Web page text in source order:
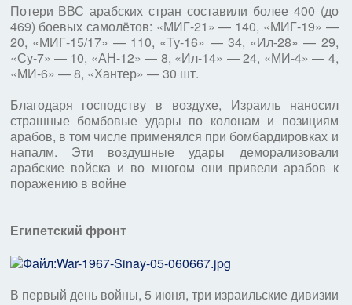
Потери ВВС арабских стран составили более 400 (до
469) боевых самолётов: «МИГ-21» — 140, «МИГ-19» —
20, «МИГ-15/17» — 110, «Ту-16» — 34, «Ил-28» — 29,
«Су-7» — 10, «АН-12» — 8, «Ил-14» — 24, «МИ-4» — 4,
«МИ-6» — 8, «Хантер» — 30 шт.
Благодаря господству в воздухе, Израиль наносил
страшные бомбовые удары по колонам и позициям
арабов, в том числе применялся при бомбардировках и
напалм. Эти воздушные удары деморализовали
арабские войска и во многом они привели арабов к
поражению в войне
Египетский фронт
В первый день войны, 5 июня, три израильские дивизии